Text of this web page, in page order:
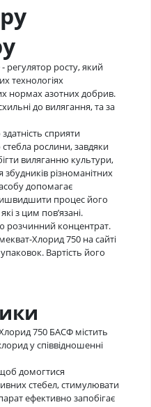
росту, який
технологіях
нормах азотних добрив.
до вилягання, та за
сприяти
рослини, завдяки
виляганню культури,
різноманітних
допомагає
процес його
з цим пов’язані.
розчинний концентрат.
Хлорид 750 на сайті
Вартість його
750 БАСФ містить
у співвідношенні
домогтися
стебел, стимулювати
ефективно запобігає